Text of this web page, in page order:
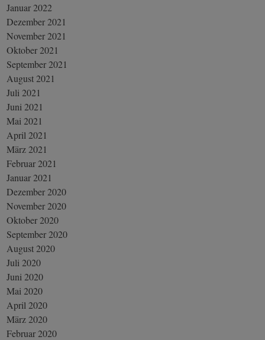
Januar 2022
Dezember 2021
November 2021
Oktober 2021
September 2021
August 2021
Juli 2021
Juni 2021
Mai 2021
April 2021
März 2021
Februar 2021
Januar 2021
Dezember 2020
November 2020
Oktober 2020
September 2020
August 2020
Juli 2020
Juni 2020
Mai 2020
April 2020
März 2020
Februar 2020